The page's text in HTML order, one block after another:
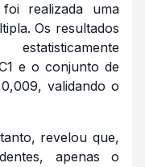
realizada uma
Os resultados
e o conjunto de
validando o
revelou que,
apenas o